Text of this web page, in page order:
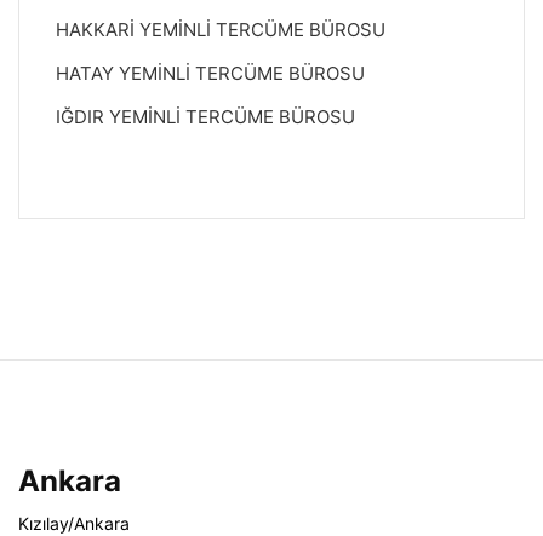
HAKKARİ YEMİNLİ TERCÜME BÜROSU
HATAY YEMİNLİ TERCÜME BÜROSU
IĞDIR YEMİNLİ TERCÜME BÜROSU
Ankara
Kızılay/Ankara